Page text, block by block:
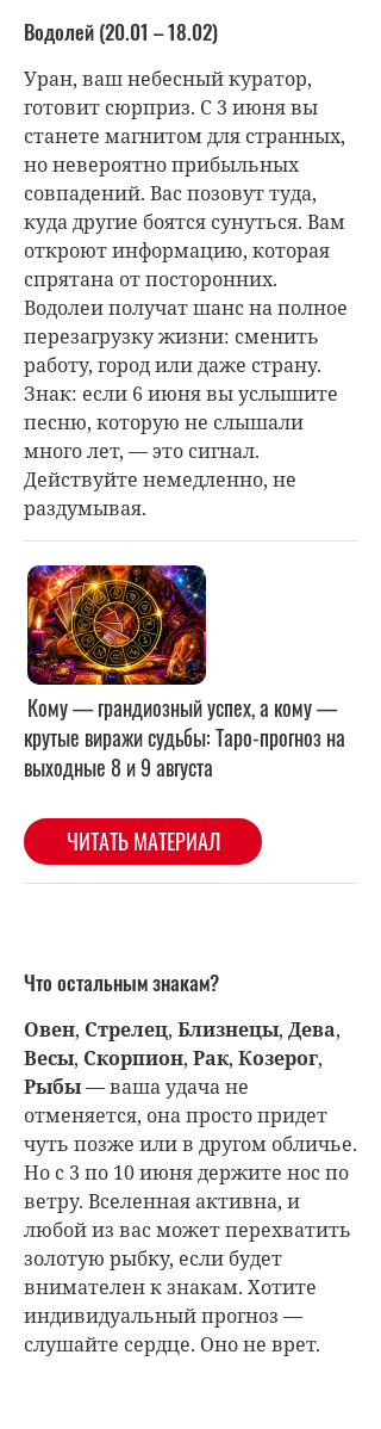
Водолей (20.01 – 18.02)
Уран, ваш небесный куратор,
готовит сюрприз. С 3 июня вы
станете магнитом для странных,
но невероятно прибыльных
совпадений. Вас позовут туда,
куда другие боятся сунуться. Вам
откроют информацию, которая
спрятана от посторонних.
Водолеи получат шанс на полное
перезагрузку жизни: сменить
работу, город или даже страну.
Знак: если 6 июня вы услышите
песню, которую не слышали
много лет, — это сигнал.
Действуйте немедленно, не
раздумывая.
Что остальным знакам?
Овен, Стрелец, Близнецы, Дева,
Весы, Скорпион, Рак, Козерог,
Рыбы— ваша удача не
отменяется, она просто придет
чуть позже или в другом обличье.
Но с 3 по 10 июня держите нос по
ветру. Вселенная активна, и
любой из вас может перехватить
золотую рыбку, если будет
внимателен к знакам. Хотите
индивидуальный прогноз —
слушайте сердце. Оно не врет.